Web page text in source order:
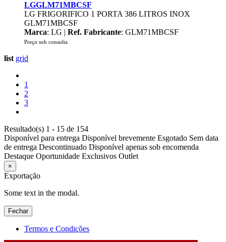
LGGLM71MBCSF
LG FRIGORIFICO 1 PORTA 386 LITROS INOX
GLM71MBCSF
Marca: LG | Ref. Fabricante: GLM71MBCSF
Preço sob consulta
list grid
1
2
3
Resultado(s) 1 - 15 de 154
Disponível para entrega Disponível brevemente Esgotado Sem data
de entrega Descontinuado Disponível apenas sob encomenda
Destaque Oportunidade Exclusivos Outlet
×
Exportação
Some text in the modal.
Fechar
Termos e Condições